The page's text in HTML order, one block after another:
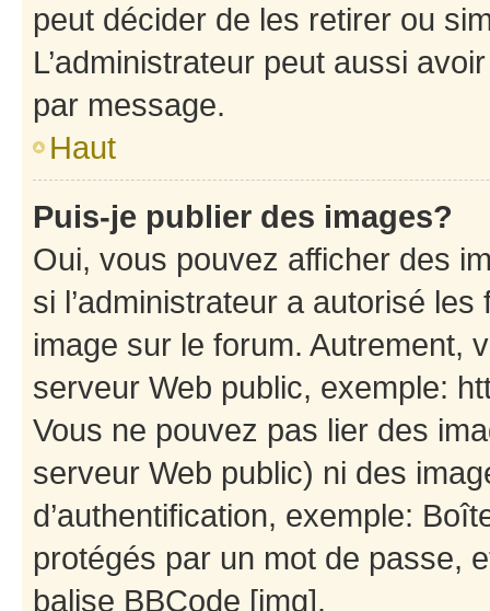
peut décider de les retirer ou
L’administrateur peut aussi
par message.
Haut
Puis-je publier des images?
Oui, vous pouvez afficher des
si l’administrateur a autorisé
image sur le forum. Autrement,
serveur Web public, exemple:
Vous ne pouvez pas lier des
serveur Web public) ni des
d’authentification, exemple:
protégés par un mot de passe,
balise BBCode [img].